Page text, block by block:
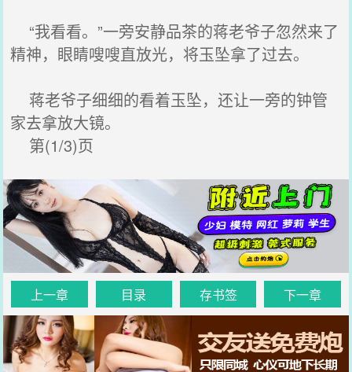
“我看看。”一旁安静品茶的蒋老爷子忽然来了
精神，眼睛嗖嗖直放光，将玉坠拿了过去。
蒋老爷子细细的看着玉坠，还让一旁的钟管
家去拿放大镜。
第(1/3)页
上一章 目录 存书签 下一章